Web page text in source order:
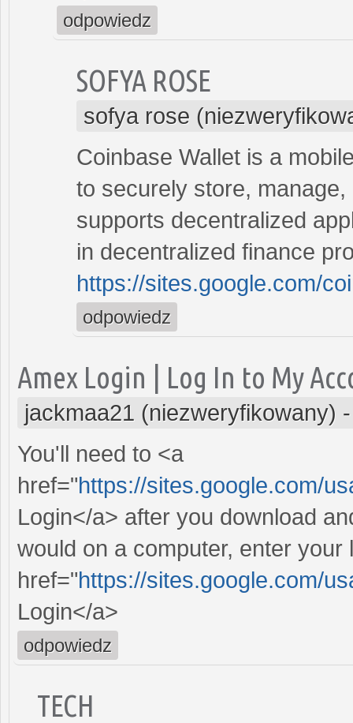
odpowiedz
SOFYA ROSE
sofya rose
Coinbase Wallet is a
to securely store,
supports decentralized
in decentralized finance
https://sites.google.com/
odpowiedz
Amex Login | Log In to My
jackmaa21 (niezweryfikowany)
You'll need to <a
href="https://sites.google.com/
Login</a> after you download
would on a computer, enter
href="https://sites.google.com/
Login</a>
odpowiedz
TECH